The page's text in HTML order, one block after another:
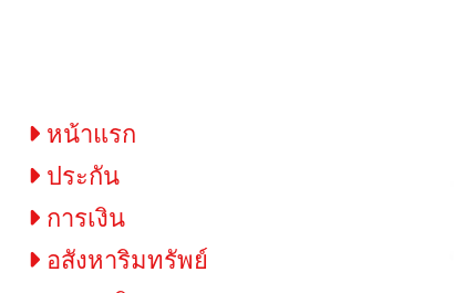
หน้าแรก
ประกัน
การเงิน
อสังหาริมทรัพย์